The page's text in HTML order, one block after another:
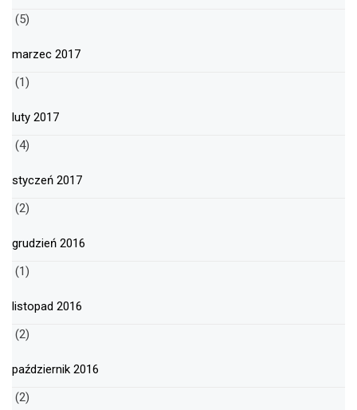
(5)
marzec 2017
(1)
luty 2017
(4)
styczeń 2017
(2)
grudzień 2016
(1)
listopad 2016
(2)
październik 2016
(2)